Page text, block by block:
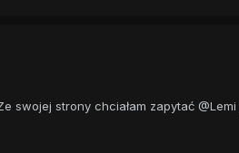
swojej strony chciałam zapytać